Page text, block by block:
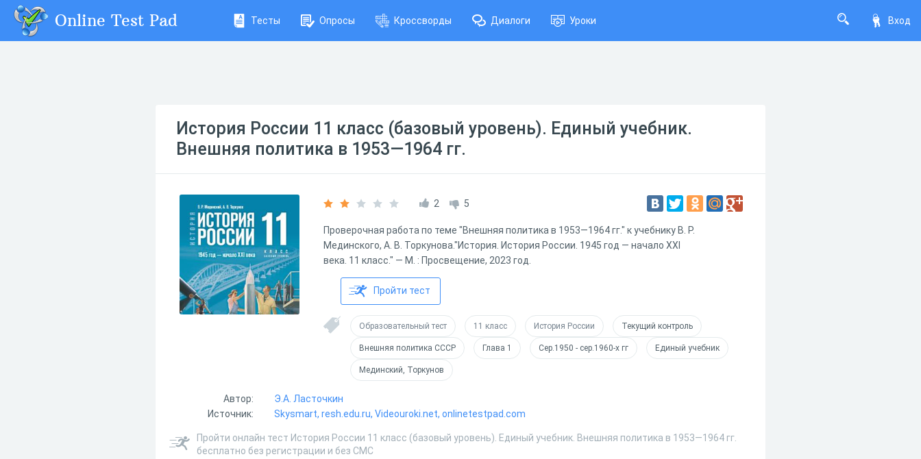
Вход
Online Test Pad Тесты Опросы Кроссворды Диалоги Уроки
История России 11 класс (базовый уровень). Единый учебник.
Внешняя политика в 1953—1964 гг.
2 5
Проверочная работа по теме "Внешняя политика в 1953—1964 гг." к учебнику В. Р.
Мединского, А. В. Торкунова."История. История России. 1945 год — начало XXI
века. 11 класс." — М. : Просвещение, 2023 год.
Пройти тест
Образовательный тест 11 класс История России Текущий контроль
Внешняя политика СССР Глава 1 Сер.1950 - сер.1960-х гг Единый учебник
Мединский, Торкунов
Автор:
Э.А. Ласточкин
Источник:
Skysmart, resh.edu.ru, Videouroki.net, onlinetestpad.com
Пройти онлайн тест История России 11 класс (базовый уровень). Единый учебник. Внешняя политика в 1953—1964 гг.
бесплатно без регистрации и без СМС